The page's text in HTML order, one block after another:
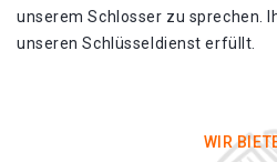
unserem Schlosser zu sprechen.
unseren Schlüsseldienst erfüllt.
WIR